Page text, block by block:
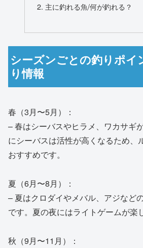
主に釣れる魚/何が釣れる？
シーズンごとの釣りポイ
り情報
春（3月〜5月）：
– 春はシーバスやヒラメ、ワカサギ
にシーバスは活性が高くなるため、
おすすめです。
夏（6月〜8月）：
– 夏はクロダイやメバル、アジなど
です。夏の夜にはライトゲームが楽
秋（9月〜11月）：